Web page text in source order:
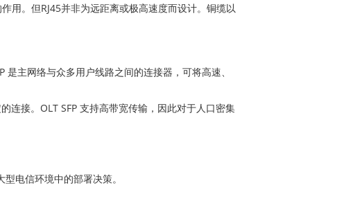
用。但RJ45并非为远距离或极高速度而设计。铜缆以
主网络与众多用户线路之间的连接器，可将高速、
连接。OLT SFP 支持高带宽传输，因此对于人口密集
电信环境中的部署决策。